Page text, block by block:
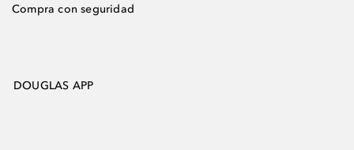
Compra con seguridad
DOUGLAS APP